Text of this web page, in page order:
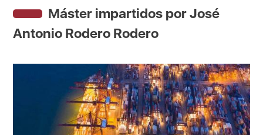
Máster impartidos por José
Antonio Rodero Rodero